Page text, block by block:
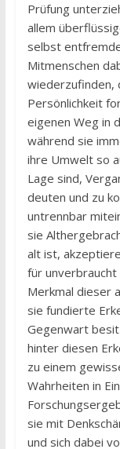
Prüfung
allem
selbst
Mitmenschen
wiederzufinden,
Persönlichkeit
eigenen Weg in
während sie
ihre Umwelt so
Lage sind,
deuten und zu
untrennbar
sie
alt ist,
für unverbraucht
Merkmal dieser
sie fundierte
Gegenwart
hinter diesen
zu einem
Wahrheiten in
sie mit
und sich dabei